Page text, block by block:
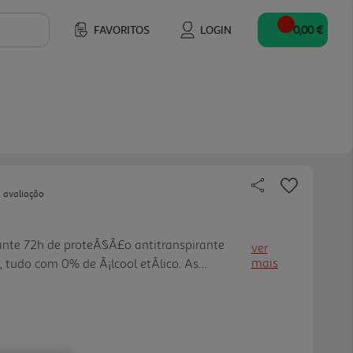
FAVORITOS LOGIN 0,00 €
avaliação
72h de proteÃ§Ã£o antitranspirante
com 0% de Ã¡lcool etÃ­lico. As
ver
mais